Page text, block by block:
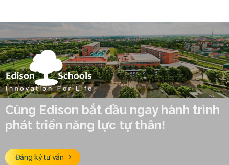
Cùng Edison bắt đầu ngay hành trình
phát triển năng lực tự thân!
Đăng ký tư vấn